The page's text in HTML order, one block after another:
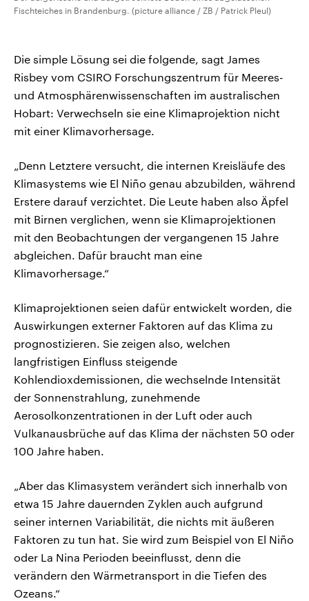
Fischteiches in Brandenburg. (picture alliance / ZB / Patrick Pleul)
Die simple Lösung sei die folgende, sagt James
Risbey vom CSIRO Forschungszentrum für Meeres-
und Atmosphärenwissenschaften im australischen
Hobart: Verwechseln sie eine Klimaprojektion nicht
mit einer Klimavorhersage.
„Denn Letztere versucht, die internen Kreisläufe des
Klimasystems wie El Niño genau abzubilden, während
Erstere darauf verzichtet. Die Leute haben also Äpfel
mit Birnen verglichen, wenn sie Klimaprojektionen
mit den Beobachtungen der vergangenen 15 Jahre
abgleichen. Dafür braucht man eine
Klimavorhersage.“
Klimaprojektionen seien dafür entwickelt worden, die
Auswirkungen externer Faktoren auf das Klima zu
prognostizieren. Sie zeigen also, welchen
langfristigen Einfluss steigende
Kohlendioxdemissionen, die wechselnde Intensität
der Sonnenstrahlung, zunehmende
Aerosolkonzentrationen in der Luft oder auch
Vulkanausbrüche auf das Klima der nächsten 50 oder
100 Jahre haben.
„Aber das Klimasystem verändert sich innerhalb von
etwa 15 Jahre dauernden Zyklen auch aufgrund
seiner internen Variabilität, die nichts mit äußeren
Faktoren zu tun hat. Sie wird zum Beispiel von El Niño
oder La Nina Perioden beeinflusst, denn die
verändern den Wärmetransport in die Tiefen des
Ozeans.“